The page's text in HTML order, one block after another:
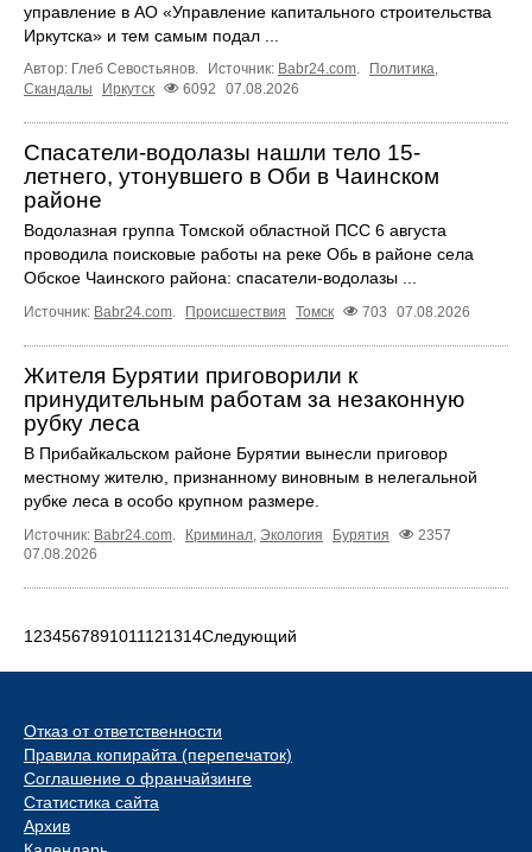
управление в АО «Управление капитального строительства
Иркутска» и тем самым подал ...
Автор: Глеб Севостьянов. Источник: Babr24.com Политика
Скандалы
Иркутск 6092 07.08.2026
Спасатели-водолазы нашли тело 15-
летнего, утонувшего в Оби в Чаинском
районе
Водолазная группа Томской областной ПСС 6 августа
проводила поисковые работы на реке Обь в районе села
Обское Чаинского района: спасатели-водолазы ...
Источник: Babr24.com Происшествия Томск 703 07.08.2026
Жителя Бурятии приговорили к
принудительным работам за незаконную
рубку леса
В Прибайкальском районе Бурятии вынесли приговор
местному жителю, признанному виновным в нелегальной
рубке леса в особо крупном размере.
Источник: Babr24.com. Криминал, Экология Бурятия
2357
07.08.2026
1 234567891011121314Следующий
Отказ от ответственности
Правила копирайта (перепечаток)
Соглашение о франчайзинге
Статистика сайта
Архив